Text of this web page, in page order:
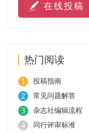
在线投稿
热门阅读
1 投稿指南
2 常见问题解答
3 杂志社编辑流程
4 同行评审标准